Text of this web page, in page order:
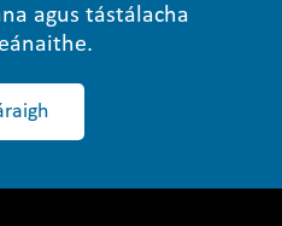
agus tástálacha